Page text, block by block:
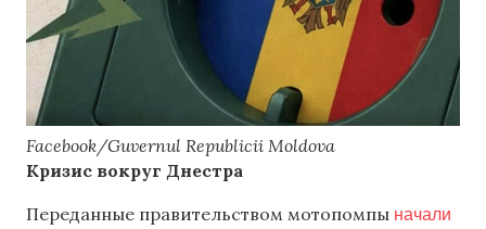
Facebook/Guvernul Republicii Moldova
Кризис вокруг Днестра
Переданные правительством мотопомпы начали